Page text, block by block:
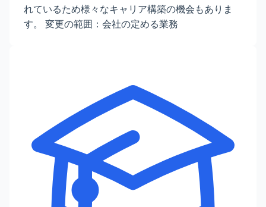
れているため様々なキャリア構築の機会もありま
す。 変更の範囲：会社の定める業務